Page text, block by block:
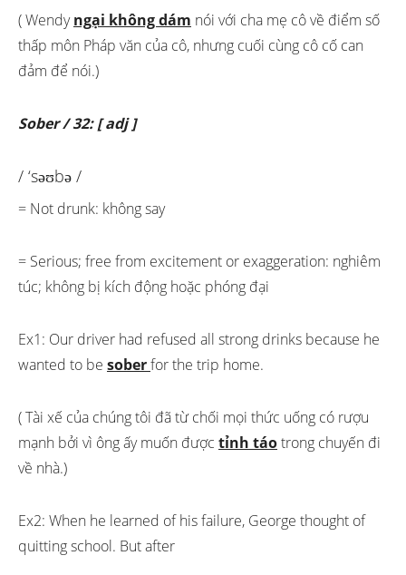
( Wendyngại không dám nói với cha mẹ cô về điểm số
thấp môn Pháp văn của cô, nhưng cuối cùng cô cố can
đảm để nói.)
Sober / 32: [ adj ]
/ ‘səʊbə /
= Not drunk: không say
= Serious; free from excitement or exaggeration: nghiêm
túc; không bị kích động hoặc phóng đại
Ex1: Our driver had refused all strong drinks because he
wanted to be soberfor the trip home.
( Tài xế của chúng tôi đã từ chối mọi thức uống có rượu
mạnh bởi vì ông ấy muốn được tỉnh táotrong chuyến đi
về nhà.)
Ex2: When he learned of his failure, George thought of
quitting school. But after